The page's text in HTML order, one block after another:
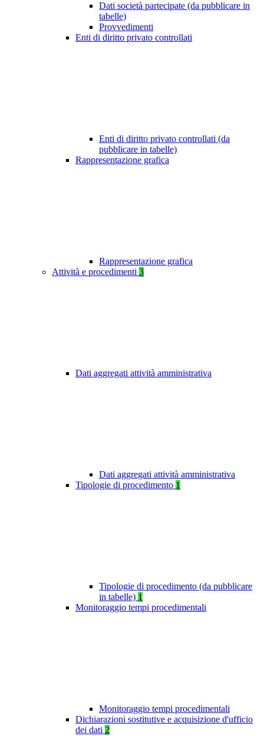
Dati società partecipate (da pubblicare in
tabelle)
Provvedimenti
Enti di diritto privato controllati
Enti di diritto privato controllati (da
pubblicare in tabelle)
Rappresentazione grafica
Rappresentazione grafica
Attività e procedimenti 3
Dati aggregati attività amministrativa
Dati aggregati attività amministrativa
Tipologie di procedimento 1
Tipologie di procedimento (da pubblicare
in tabelle) 1
Monitoraggio tempi procedimentali
Monitoraggio tempi procedimentali
Dichiarazioni sostitutive e acquisizione d'ufficio
dei dati 2